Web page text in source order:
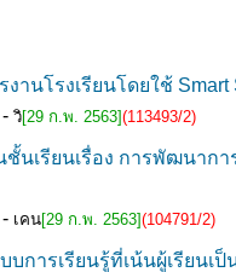
งานโรงเรียนโดยใช้ Smart
วิ[29 ก.พ. 2563](113493/2)
ชั้นเรียนเรื่อง การพัฒนาก
เคน[29 ก.พ. 2563](104791/2)
บการเรียนรู้ที่เน้นผู้เรียนเ